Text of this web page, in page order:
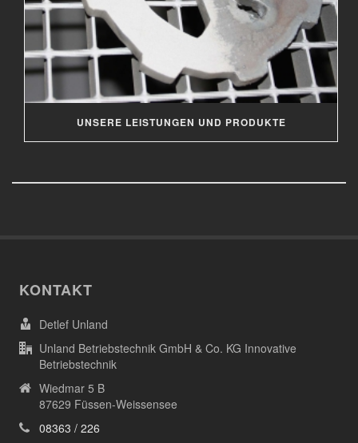
UNSERE LEISTUNGEN UND PRODUKTE
KONTAKT
Detlef Unland
Unland Betriebstechnik GmbH & Co. KG Innovative
Betriebstechnik
Wiedmar 5 B
87629 Füssen-Weissensee
08363 / 226